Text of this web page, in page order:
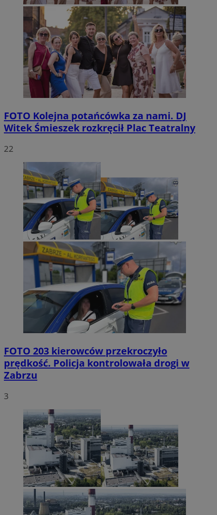
FOTO Kolejna potańcówka za nami. DJ
Witek Śmieszek rozkręcił Plac Teatralny
22
FOTO 203 kierowców przekroczyło
prędkość. Policja kontrolowała drogi w
Zabrzu
3